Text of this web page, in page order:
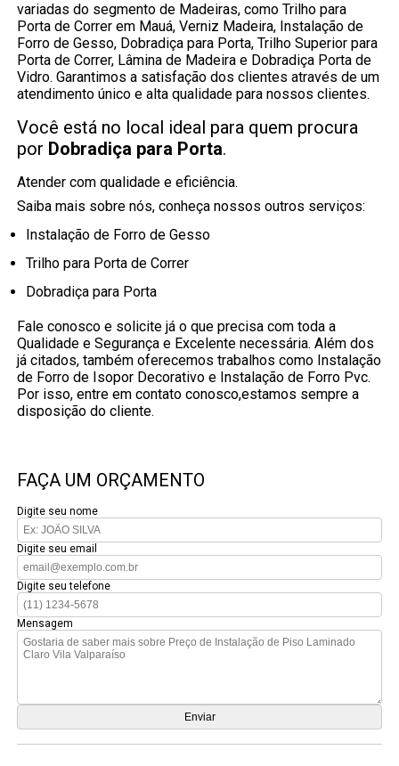
variadas do segmento de Madeiras, como Trilho para
Porta de Correr em Mauá, Verniz Madeira, Instalação de
Forro de Gesso, Dobradiça para Porta, Trilho Superior para
Porta de Correr, Lâmina de Madeira e Dobradiça Porta de
Vidro. Garantimos a satisfação dos clientes através de um
atendimento único e alta qualidade para nossos clientes.
Você está no local ideal para quem procura
por Dobradiça para Porta.
Atender com qualidade e eficiência.
Saiba mais sobre nós, conheça nossos outros serviços:
Instalação de Forro de Gesso
Trilho para Porta de Correr
Dobradiça para Porta
Fale conosco e solicite já o que precisa com toda a
Qualidade e Segurança e Excelente necessária. Além dos
já citados, também oferecemos trabalhos como Instalação
de Forro de Isopor Decorativo e Instalação de Forro Pvc.
Por isso, entre em contato conosco,estamos sempre a
disposição do cliente.
FAÇA UM ORÇAMENTO
Digite seu nome
Digite seu email
Digite seu telefone
Mensagem